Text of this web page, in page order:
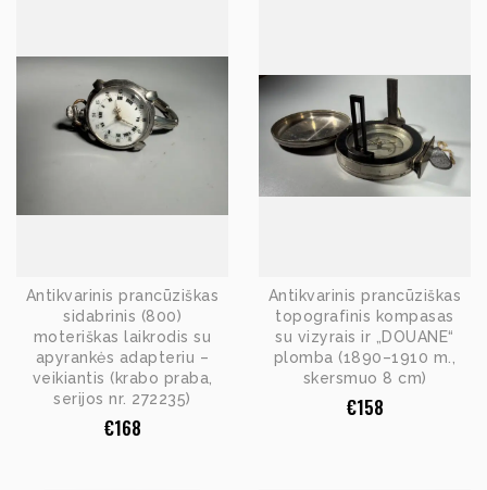
Antikvarinis prancūziškas
sidabrinis (800)
moteriškas laikrodis su
apyrankės adapteriu –
veikiantis (krabo praba,
serijos nr. 272235)
€168
Antikvarinis prancūziškas
topografinis kompasas
su vizyrais ir „DOUANE“
plomba (1890–1910 m.,
skersmuo 8 cm)
€158